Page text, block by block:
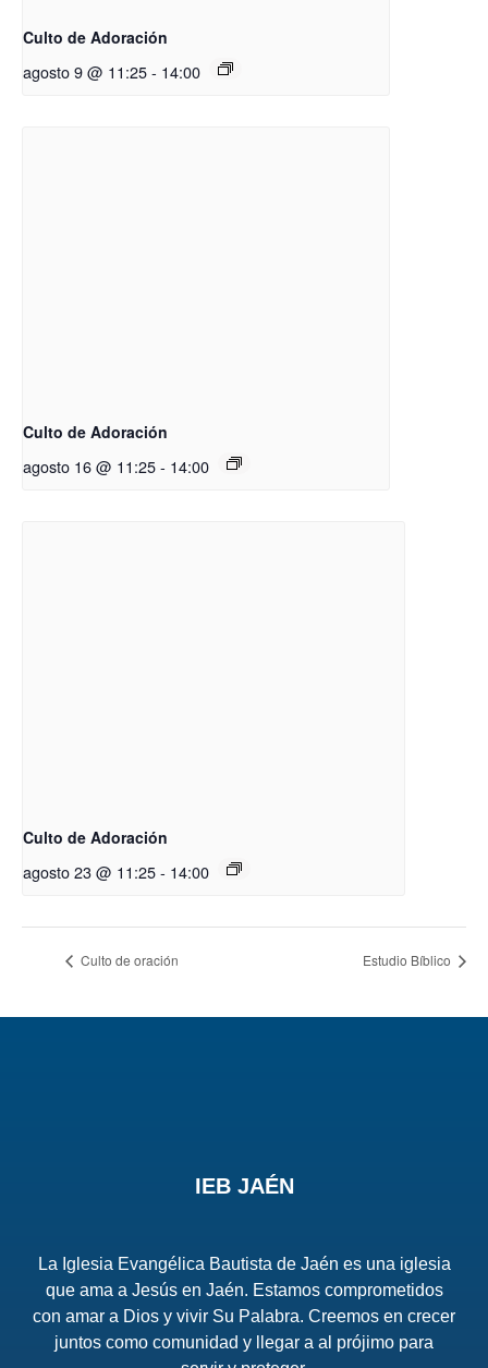
Culto de Adoración
agosto 9 @ 11:25- 14:00
Culto de Adoración
agosto 16 @ 11:25- 14:00
Culto de Adoración
agosto 23 @ 11:25- 14:00
Culto de oración Estudio Bíblico
IEB JAÉN
La Iglesia Evangélica Bautista de Jaén es una iglesia
que ama a Jesús en Jaén. Estamos comprometidos
con amar a Dios y vivir Su Palabra. Creemos en crecer
juntos como comunidad y llegar a al prójimo para